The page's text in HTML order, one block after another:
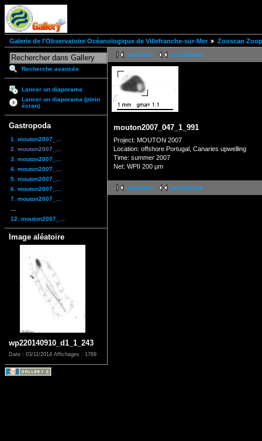
Galerie de l'Observatoire Océanologique de Villefranche-sur-Mer Zooscan
Recherche avancée
Lancer un diaporama
Lancer un diaporama (plein
écran)
Gastropoda
1. mouton2007_...
2. mouton2007_...
3. mouton2007_...
4. mouton2007_...
5. mouton2007_...
6. mouton2007_...
7. mouton2007_...
12. mouton2007_...
Image aléatoire
wp220140910_d1_1_243
Date : 03/11/2014 Affichages : 1769
première précédente
mouton2007_047_1_991
Project: MOUTON 2007
Location: offshore Portugal, Canaries upwelling
Time: summer 2007
Net: WPII 200 µm
première précédente